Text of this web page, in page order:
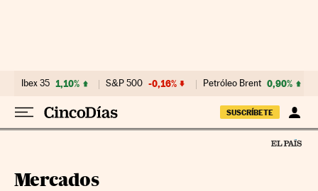
Ibex 35 1,10% S&P 500 -0,16% Petróleo Brent 0,90%
SUSCRÍBETE
Mercados